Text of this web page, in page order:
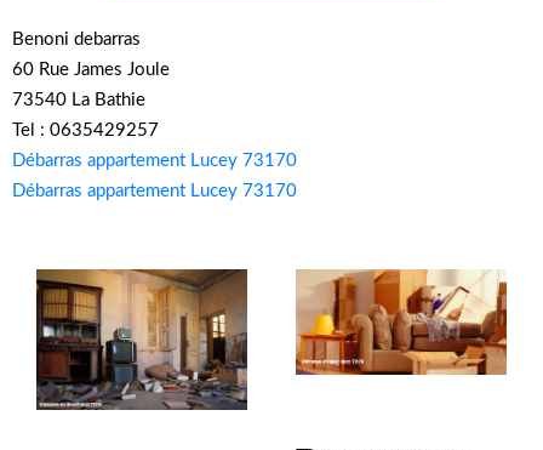
Benoni debarras
60 Rue James Joule
73540 La Bathie
Tel : 0635429257
Débarras appartement Lucey 73170
Débarras appartement Lucey 73170